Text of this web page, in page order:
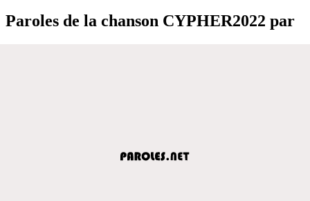
Paroles de la chanson CYPHER2022 par